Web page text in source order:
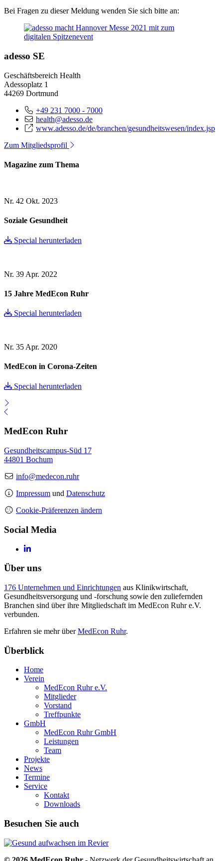
Bei Fragen zu dieser Meldung wenden Sie sich bitte an:
adesso SE
Geschäftsbereich Health
Adessoplatz 1
44269 Dortmund
+49 231 7000 - 7000
health@adesso.de
www.adesso.de/de/branchen/gesundheitswesen/index.jsp
Zum Mitgliedsprofil
Magazine zum Thema
Nr. 42 Okt. 2023
Soziale Gesundheit
Special herunterladen
Nr. 39 Apr. 2022
15 Jahre MedEcon Ruhr
Special herunterladen
Nr. 35 Apr. 2020
MedEcon in Corona-Zeiten
Special herunterladen
MedEcon Ruhr
Gesundheitscampus-Süd 17
44801 Bochum
info@medecon.ruhr
Impressum und Datenschutz
Cookie-Präferenzen ändern
Social Media
Über uns
176 Unternehmen und Einrichtungen aus Klinikwirtschaft,
Gesundheitsversorgung und -forschung sowie den zuliefernden
Branchen sind über ihre Mitgliedschaft im MedEcon Ruhr e.V.
verbunden.
Erfahren sie mehr überMedEcon Ruhr.
Überblick
Home
Verein
MedEcon Ruhr e.V.
Mitglieder
Vorstand
Treffpunkte
GmbH
MedEcon Ruhr GmbH
Leistungen
Team
Projekte
News
Termine
Service
Kontakt
Downloads
Besuchen Sie auch